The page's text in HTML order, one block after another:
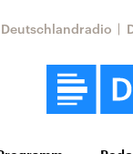
Deutschlandradio